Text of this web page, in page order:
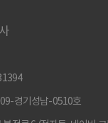
경기성남-0510호